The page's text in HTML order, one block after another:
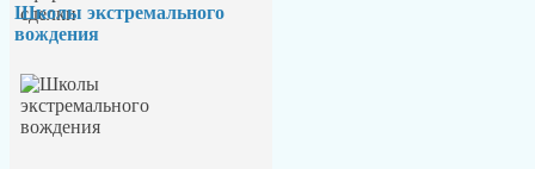
Школы экстремального
вождения